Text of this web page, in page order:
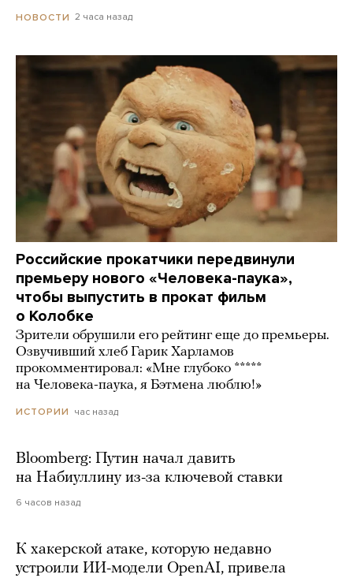
НОВОСТИ 2 часа назад
Российские прокатчики передвинули
премьеру нового «Человека-паука»,
чтобы выпустить в прокат фильм
о Колобке
Зрители обрушили его рейтинг еще до премьеры.
Озвучивший хлеб Гарик Харламов
прокомментировал: «Мне глубоко *****
на Человека-паука, я Бэтмена люблю!»
ИСТОРИИ час назад
Bloomberg: Путин начал давить
на Набиуллину из-за ключевой ставки
6 часов назад
К хакерской атаке, которую недавно
устроили ИИ-модели OpenAI, привела